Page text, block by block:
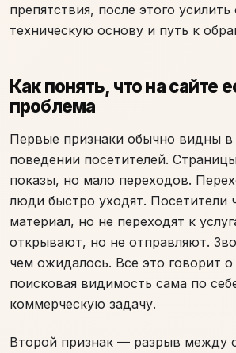
препятствия, после этого
техническую основу и путь к
Как понять, что на сайте
проблема
Первые признаки обычно видны в
поведении посетителей.
показы, но мало переходов.
люди быстро уходят. Посетители
материал, но не переходят к
открывают, но не отправляют.
чем ожидалось. Все это говорит
поисковая видимость сама по
коммерческую задачу.
Второй признак — разрыв между